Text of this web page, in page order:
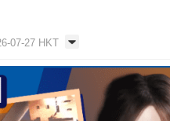
07-27 HKT